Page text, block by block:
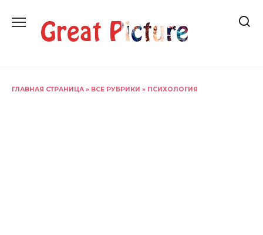
содержанию
ГЛАВНАЯ СТРАНИЦА » ВСЕ РУБРИКИ » ПСИХОЛОГИЯ